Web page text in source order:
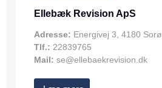
Ellebæk Revision ApS
Adresse: Energivej 3, 4180 Sorø
Tlf.: 22839765
Mail: se@ellebaekrevision.dk